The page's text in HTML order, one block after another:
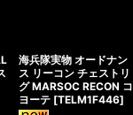
海兵隊実物 オードナン
ス リーコン チェストリ
グ MARSOC RECON コ
ヨーテ [TELM1F446]